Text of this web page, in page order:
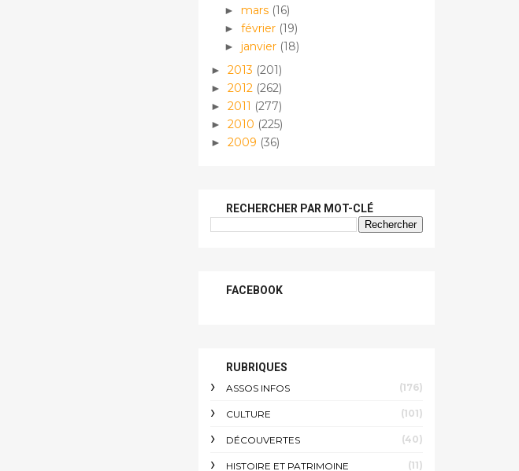
► mars (16)
► février (19)
► janvier (18)
► 2013 (201)
► 2012 (262)
► 2011 (277)
► 2010 (225)
► 2009 (36)
RECHERCHER PAR MOT-CLÉ
FACEBOOK
RUBRIQUES
ASSOS INFOS (176)
CULTURE (101)
DÉCOUVERTES (40)
HISTOIRE ET PATRIMOINE (11)